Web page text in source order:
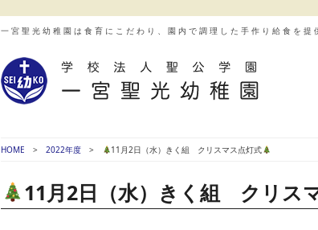
一宮聖光幼稚園は食育にこだわり、園内で調理した手作り給食を提
HOME 2022年度 11月2日（水）きく組 クリスマス点灯式
11月2日（水）きく組 クリス